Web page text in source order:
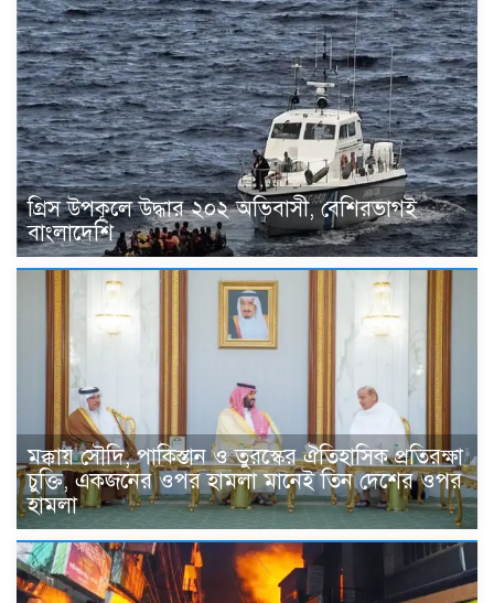
গ্রিস উপকূলে উদ্ধার ২০২ অভিবাসী, বেশিরভাগই
বাংলাদেশি
মক্কায় সৌদি, পাকিস্তান ও তুরস্কের ঐতিহাসিক প্রতিরক্ষা
চুক্তি, একজনের ওপর হামলা মানেই তিন দেশের ওপর
হামলা